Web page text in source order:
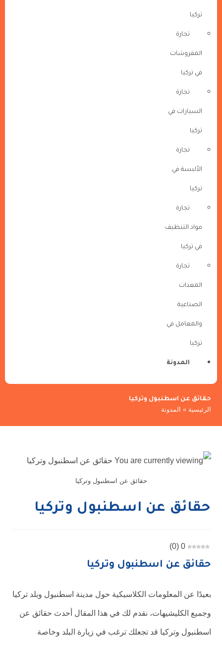
تركيا
تجارة
المفروشات
في تركيا
تجارة
السيارات في
تركيا
تجارة
الألبسة في
تركيا
تجارة
مواد التنظيف
في تركيا
تجارة
المعدات
الصناعية
والمعامل في
تركيا
المدونة
حقائق عن اسطنبول وتركيا
الرئيسية» المدونة
حقائق عن اسطنبول وتركيا
حقائق عن اسطنبول وتركيا
0
(
0
)
حقائق عن اسطنبول وتركيا
بعيدًا عن المعلومات الكلاسيكية حول مدينة اسطنبول وبلد تركيا
وجميع الكليشيهات، نقدم لك في هذا المقال أحدث حقائق عن
اسطنبول وتركيا قد تجعلك ترغب في زيارة البلد وخاصة